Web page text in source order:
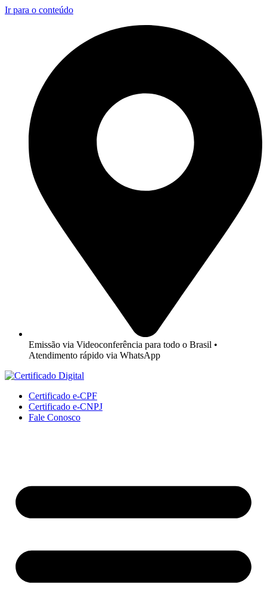
Ir para o conteúdo
Emissão via Videoconferência para todo o Brasil •
Atendimento rápido via WhatsApp
Certificado e-CPF
Certificado e-CNPJ
Fale Conosco